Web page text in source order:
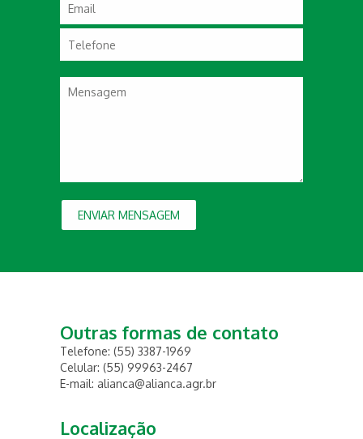
ENVIAR MENSAGEM
Outras formas de contato
Telefone: (55) 3387-1969
Celular: (55) 99963-2467
E-mail: alianca@alianca.agr.br
Localização